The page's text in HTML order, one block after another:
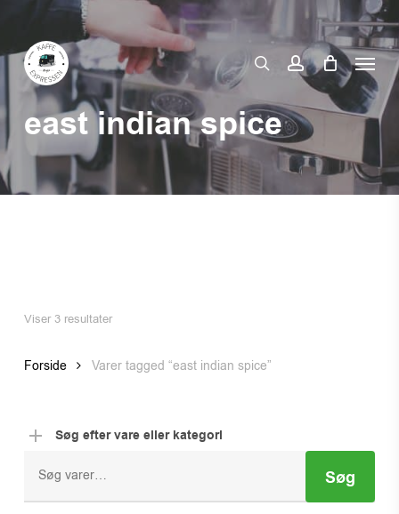
main
content
searchaccount
Menu
east indian spice
Viser 3 resultater
Forside Varer tagged “east indian spice”
Søg efter vare eller kategori
efter:
Søg